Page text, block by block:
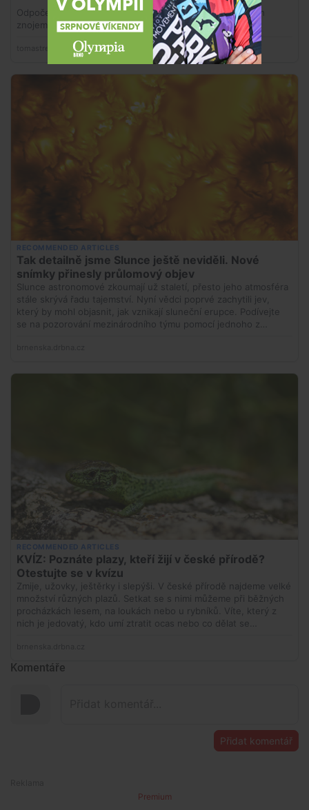
Komentáře
Přidat komentář
Premium